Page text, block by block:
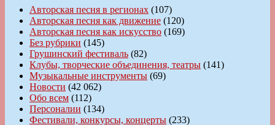
Авторская песня в регионах (107)
Авторская песня как движение (120)
Авторская песня как искусство (169)
Без рубрики (145)
Грушинский фестиваль (82)
Клубы, творческие объединения, театры (141)
Музыкальные инструменты (69)
Новости (42 062)
Обо всем (112)
Персоналии (134)
Фестивали, конкурсы, концерты (233)